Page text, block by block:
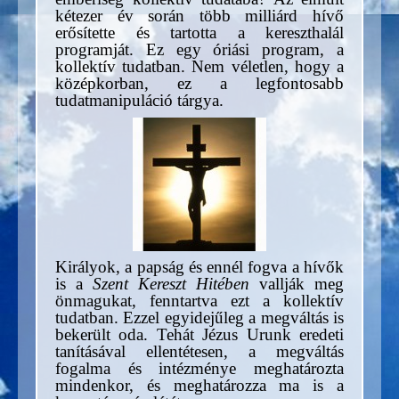
kétezer év során több milliárd hívő
erősítette és tartotta a kereszthalál
programját. Ez egy óriási program, a
kollektív tudatban. Nem véletlen, hogy a
középkorban, ez a legfontosabb
tudatmanipuláció tárgya.
Királyok, a papság és ennél fogva a hívők
is a Szent Kereszt Hitében vallják meg
önmagukat, fenntartva ezt a kollektív
tudatban. Ezzel egyidejűleg a megváltás is
bekerült oda. Tehát Jézus Urunk eredeti
tanításával ellentétesen, a megváltás
fogalma és intézménye meghatározta
mindenkor, és meghatározza ma is a